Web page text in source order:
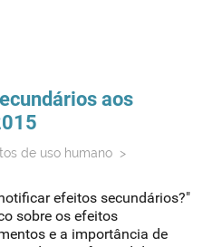
aos
de uso humano >
efeitos secundários?"
sobre os efeitos
e a importância de